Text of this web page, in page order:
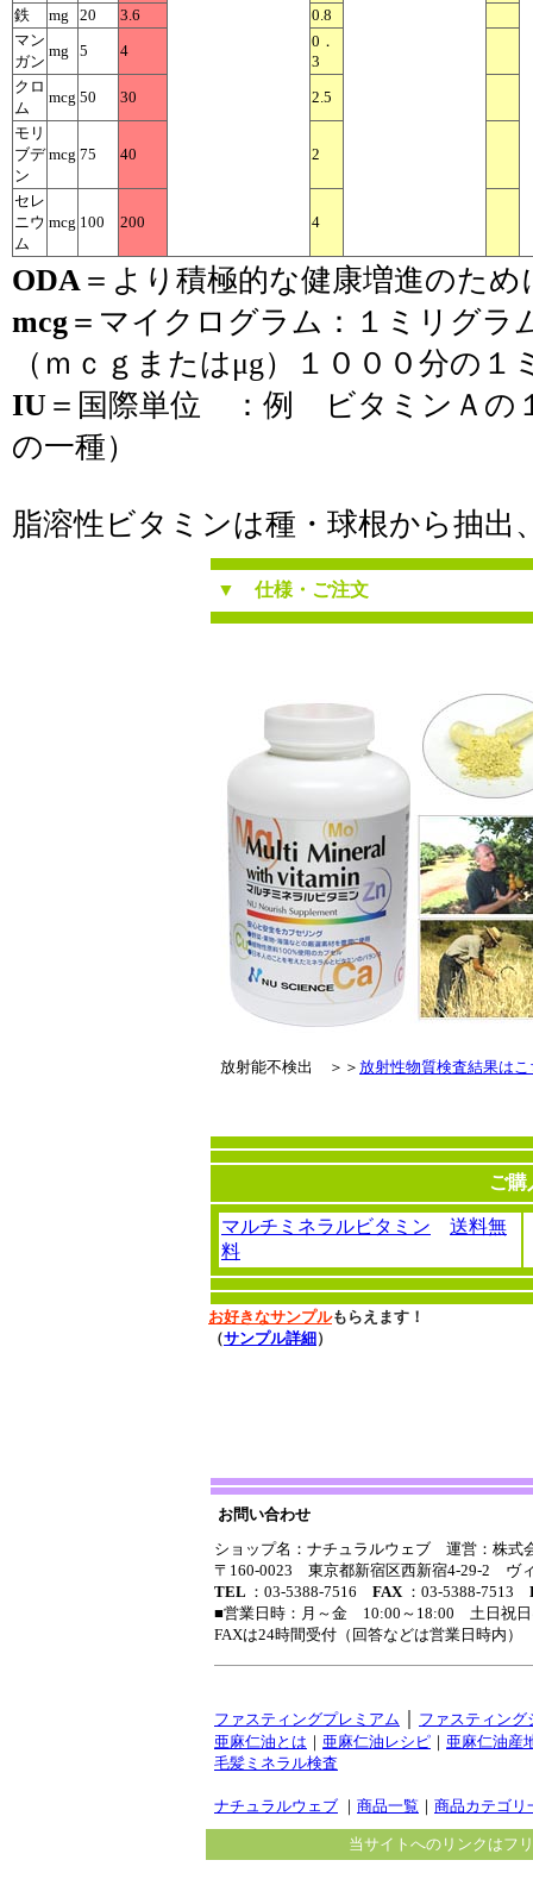
鉄 mg 20 3.6
0.8
マン
ガン
mg 5 4
0．
3
クロ
ム
mcg 50 30
2.5
モリ
ブデ
ン
mcg 75 40 2
セレ
ニウ
ム
mcg 100 200 4
ODA ＝より積極的な健康増進のた
mcg ＝マイクログラム：１ミリグラ
（ｍｃｇまたはμg）１０００分の１
IU ＝国際単位 ：例 ビタミンＡの
の一種）
脂溶性ビタミンは種・球根から抽
▼ 仕様・ご注文
放射能不検出 ＞＞ 放射性物質検査結果はこ
ご購
マルチミネラルビタミン
送料無
料
お好きなサンプルもらえます！
（サンプル詳細）
お問い合わせ
ショップ名：ナチュラルウェブ 運営：株式
〒160-0023 東京都新宿区西新宿4-29-2 ヴ
TEL ：03-5388-7516 FAX ：03-5388-7513
■営業日時：月～金 10:00～18:00 土日祝日
FAXは24時間受付（回答などは営業日時内）
ファスティングプレミアム
ファスティング
亜麻仁油とは ｜ 亜麻仁油レシピ ｜ 亜麻仁油産
毛髪ミネラル検査
ナチュラルウェブ ｜ 商品一覧 ｜ 商品カテゴリ
当サイトへのリンクはフ